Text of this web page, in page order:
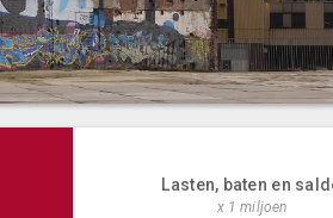
Lasten, baten en
x 1 miljoen